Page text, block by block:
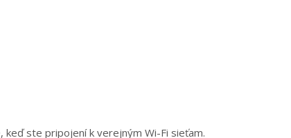
ste pripojení k verejným Wi-Fi sieťam.